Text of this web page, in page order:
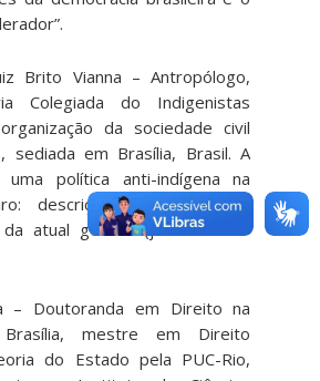
Brito Vianna – Antropólogo,
Colegiada do Indigenistas
da sociedade civil
sediada em Brasília, Brasil.A
uma política anti-indígena na
descrição e análise das
da atual gestão (julho/2019 –
– Doutoranda em Direito na
mestre em Direito
do Estado pela PUC-Rio,